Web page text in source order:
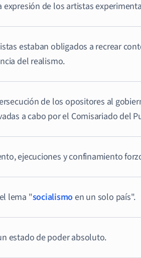
expresión de los artistas
estaban obligados a recrear
del realismo.
de los opositores al
a cabo por el Comisariado del
ejecuciones y confinamiento
lema "socialismoen un solo país".
estado de poder absoluto.